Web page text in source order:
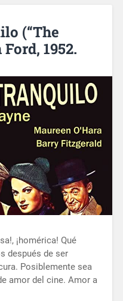
(“The
1952.
¡homérica! Qué
después de ser
Posiblemente sea
amor del cine. Amor a